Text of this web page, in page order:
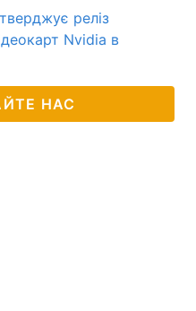
реліз
Nvidia в
НАС